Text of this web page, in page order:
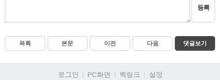
등록
목록 본문 이전 다음 댓글보기
로그인 PC화면 퀵링크
설정